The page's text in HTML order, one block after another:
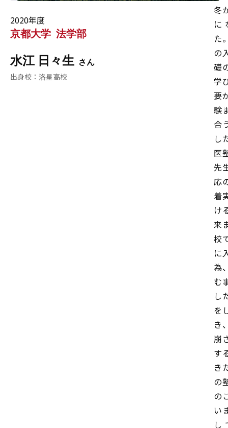
2020年度
京都大学 法学部
水江 日々生
洛星高校
冬
に
た
の
礎
学
要
験
合
し
医
先
応
着
け
来
校
に
為
む
し
を
き
崩
す
き
の
の
い
し